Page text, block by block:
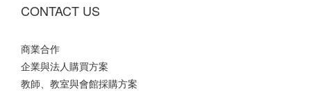
CONTACT US
商業合作
企業與法人購買方案
教師、教室與會館採購方案